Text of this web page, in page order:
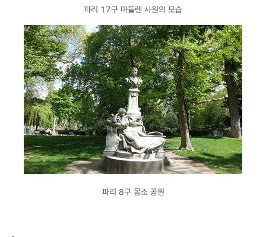
파리 17구 마들렌 사원의 모습
파리 8구 몽소 공원